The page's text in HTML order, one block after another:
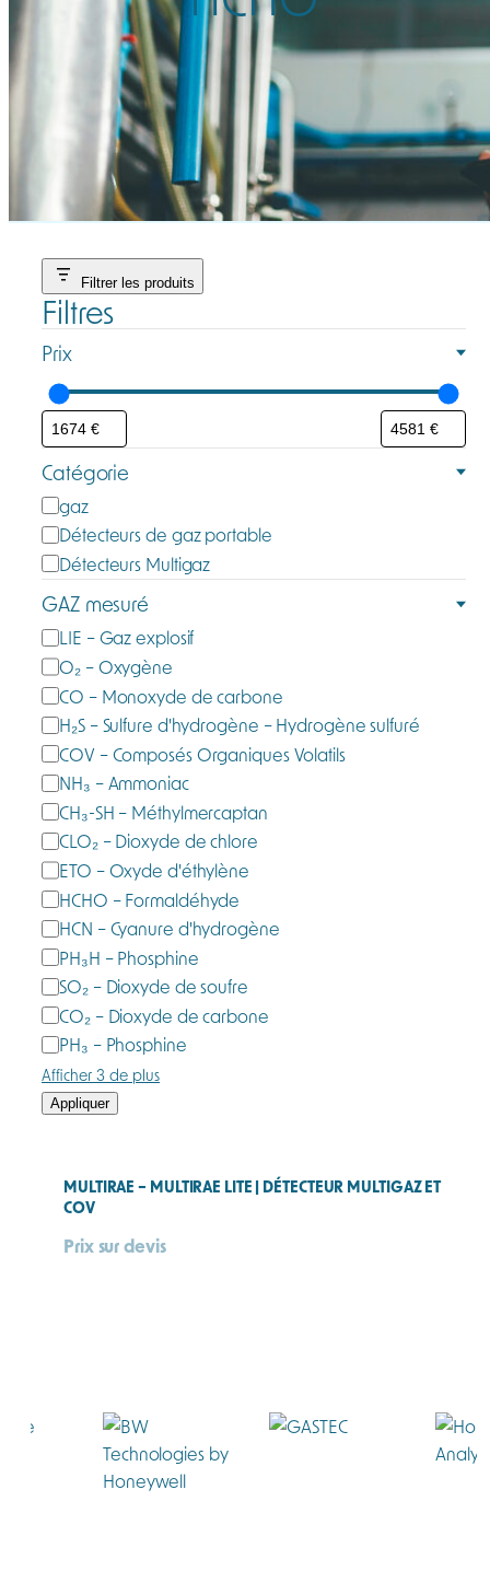
Filtrer les produits
Filtres
Prix
Catégorie
C
a
t
é
g
o
i
e
gaz
Détecteurs de gaz portable
Détecteurs Multigaz
GAZ mesuré
G
a
z
m
e
s
u
r
é
LIE – Gaz explosif
O₂ – Oxygène
CO – Monoxyde de carbone
H₂S – Sulfure d'hydrogène – Hydrogène sulfuré
COV – Composés Organiques Volatils
NH₃ – Ammoniac
CH₃-SH – Méthylmercaptan
CLO₂ – Dioxyde de chlore
ETO – Oxyde d'éthylène
HCHO – Formaldéhyde
HCN – Cyanure d'hydrogène
PH₃H – Phosphine
SO₂ – Dioxyde de soufre
CO₂ – Dioxyde de carbone
PH₃ – Phosphine
Afficher 3 de plus
Appliquer
MULTIRAE – MULTIRAE LITE | DÉTECTEUR MULTIGAZ ET
COV
Prix sur devis